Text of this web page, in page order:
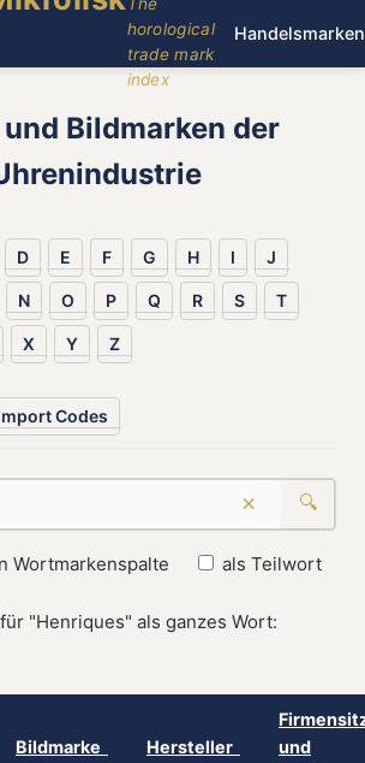
horological
trade mark
index
Handelsmarken
Bildmarken der
D E F G H I J
N O P Q R S T
X Y Z
Codes
× 🔍
Wortmarkenspalte als Teilwort
"Henriques" als ganzes Wort:
Bildmarke Hersteller
und